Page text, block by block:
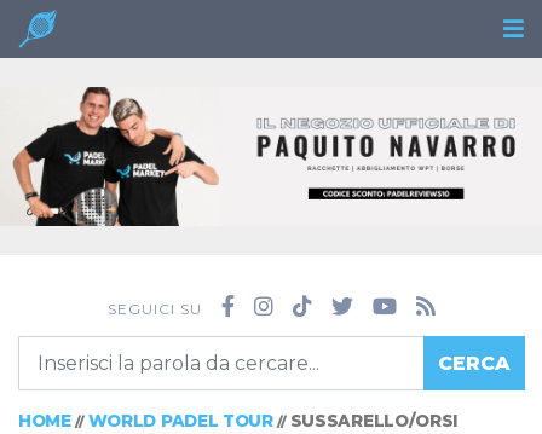
SEGUICI SU
CERCA
HOME// WORLD PADEL TOUR// SUSSARELLO/ORSI